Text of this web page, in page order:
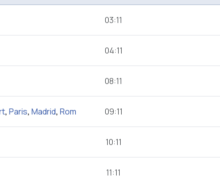
03:11
04:11
08:11
, Paris, Madrid, Rom 09:11
10:11
11:11